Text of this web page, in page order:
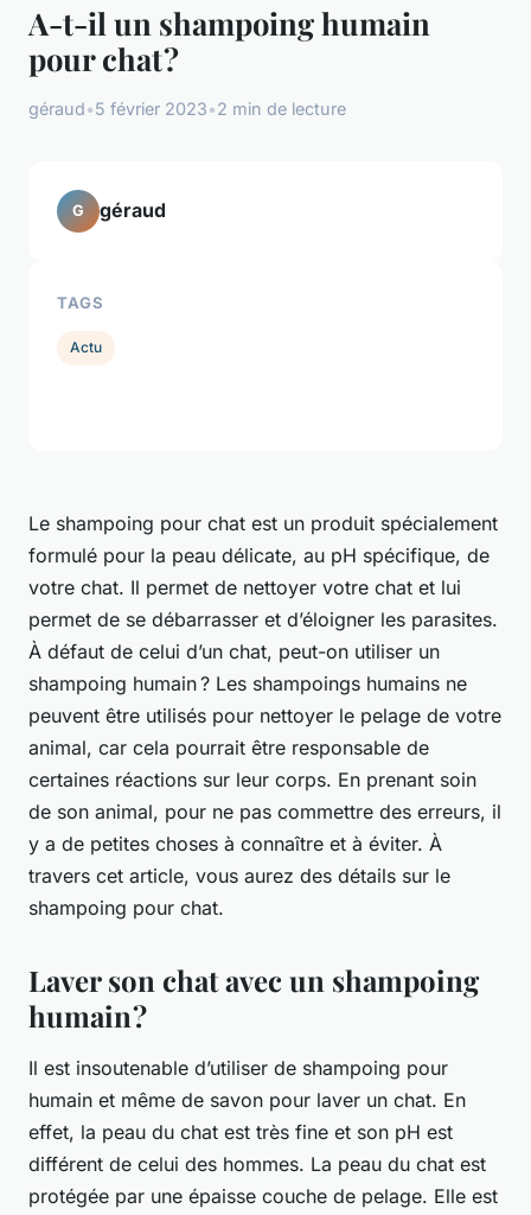
A-t-il un shampoing humain
pour chat ?
géraud•5 février 2023•2 min de lecture
Le shampoing pour chat est un produit spécialement
formulé pour la peau délicate, au pH spécifique, de
votre chat. Il permet de nettoyer votre chat et lui
permet de se débarrasser et d’éloigner les parasites.
À défaut de celui d’un chat, peut-on utiliser un
shampoing humain ? Les shampoings humains ne
peuvent être utilisés pour nettoyer le pelage de votre
animal, car cela pourrait être responsable de
certaines réactions sur leur corps. En prenant soin
de son animal, pour ne pas commettre des erreurs, il
y a de petites choses à connaître et à éviter. À
travers cet article, vous aurez des détails sur le
shampoing pour chat.
Laver son chat avec un shampoing
humain ?
Il est insoutenable d’utiliser de shampoing pour
humain et même de savon pour laver un chat. En
effet, la peau du chat est très fine et son pH est
différent de celui des hommes. La peau du chat est
protégée par une épaisse couche de pelage. Elle est
G géraud
TAGS
Actu